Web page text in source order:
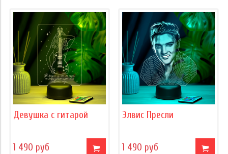
Девушка с гитарой
1 490 руб
Элвис Пресли
1 490 руб